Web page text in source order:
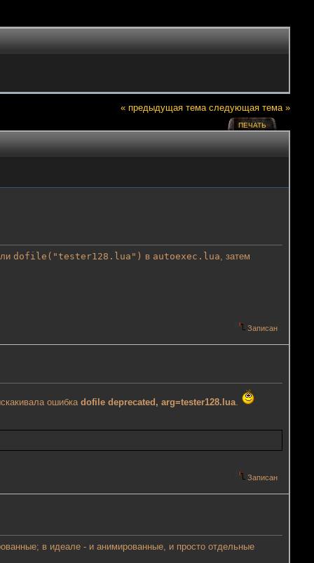
« предыдущая тема следующая тема »
ПЕЧАТЬ
dofile("tester128.lua") в autoexec.lua , затем
Записан
ошибкаdofile deprecated, arg=tester128.lua
Записан
в идеале - и анимированные, и просто отдельные